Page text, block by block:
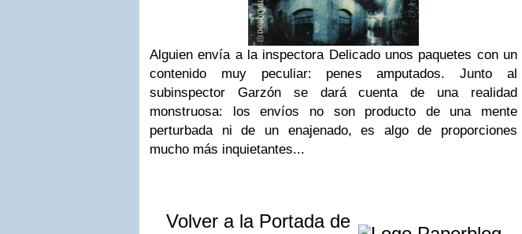
Alguien envía a la inspectora Delicado unos paquetes con un
contenido muy peculiar: penes amputados. Junto al
subinspector Garzón se dará cuenta de una realidad
monstruosa: los envíos no son producto de una mente
perturbada ni de un enajenado, es algo de proporciones
mucho más inquietantes...
Volver a la Portada de